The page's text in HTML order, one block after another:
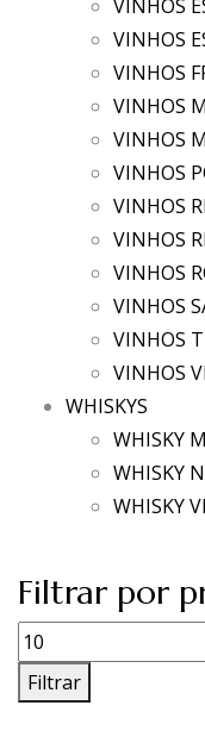
VINHOS
VINHOS
VINHOS
VINHOS
VINHOS
VINHOS
VINHOS
VINHOS
VINHOS
VINHOS
VINHOS
VINHOS
WHISKYS
WHISKY
WHISKY
WHISKY
Filtrar por
Preço
mínimo
Filtrar